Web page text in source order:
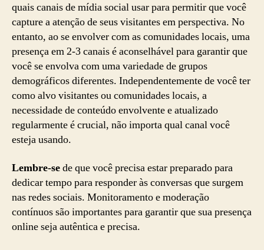
quais canais de mídia social usar para permitir que você
capture a atenção de seus visitantes em perspectiva. No
entanto, ao se envolver com as comunidades locais, uma
presença em 2-3 canais é aconselhável para garantir que
você se envolva com uma variedade de grupos
demográficos diferentes. Independentemente de você ter
como alvo visitantes ou comunidades locais, a
necessidade de conteúdo envolvente e atualizado
regularmente é crucial, não importa qual canal você
esteja usando.
Lembre-sede que você precisa estar preparado para
dedicar tempo para responder às conversas que surgem
nas redes sociais. Monitoramento e moderação
contínuos são importantes para garantir que sua presença
online seja autêntica e precisa.